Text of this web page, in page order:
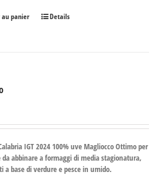
panier Details
IGT 2024 100% uve Magliocco Ottimo per
abbinare a formaggi di media stagionatura,
base di verdure e pesce in umido.